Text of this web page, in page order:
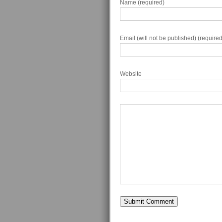
Name (required)
Email (will not be published)
Website